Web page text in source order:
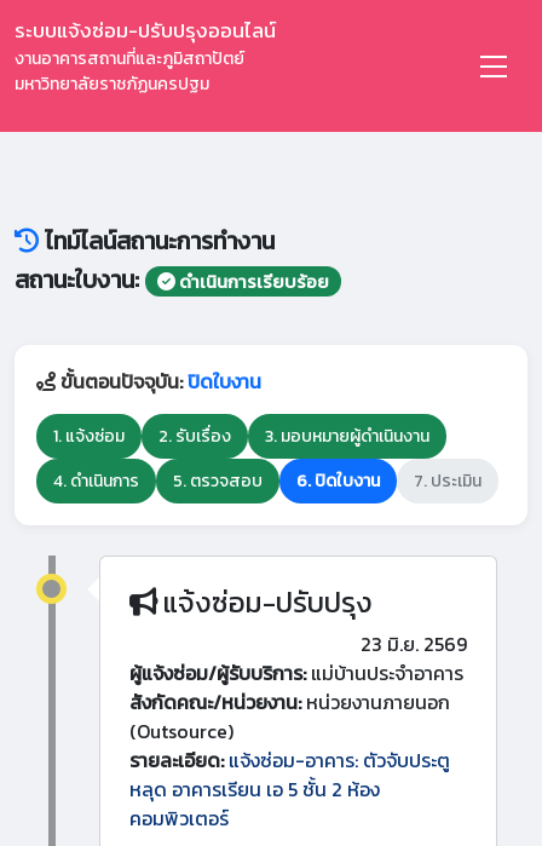
ระบบแจ้งซ่อม-ปรับปรุงออนไลน์
งานอาคารสถานที่และภูมิสถาปัตย์
มหาวิทยาลัยราชภัฏนครปฐม
ไทม์ไลน์สถานะการทำงาน
สถานะใบงาน:
ดำเนินการเรียบร้อย
ขั้นตอนปัจจุบัน:ปิดใบงาน
1. แจ้งซ่อม 2. รับเรื่อง
3. มอบหมายผู้ดำเนินงาน
4. ดำเนินการ
5. ตรวจสอบ 6. ปิดใบงาน 7. ประเมิน
แจ้งซ่อม-ปรับปรุง
23 มิ.ย. 2569
ผู้แจ้งซ่อม/ผู้รับบริการ:แม่บ้านประจำอาคาร
สังกัดคณะ/หน่วยงาน:หน่วยงานภายนอก
(Outsource)
รายละเอียด: แจ้งซ่อม-อาคาร: ตัวจับประตู
หลุด อาคารเรียน เอ 5 ชั้น 2 ห้อง
คอมพิวเตอร์